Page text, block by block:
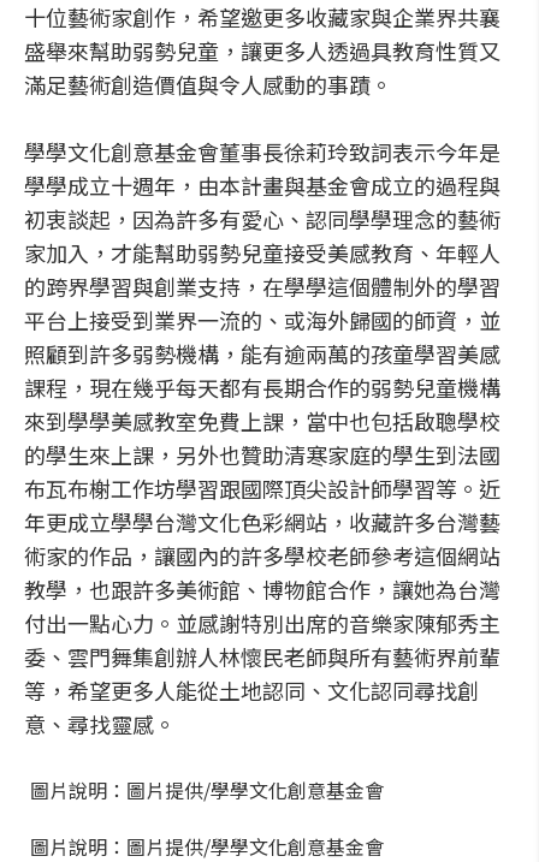
十位藝術家創作，希望邀更多收藏家與企業界共襄
盛舉來幫助弱勢兒童，讓更多人透過具教育性質又
滿足藝術創造價值與令人感動的事蹟。
學學文化創意基金會董事長徐莉玲致詞表示今年是
學學成立十週年，由本計畫與基金會成立的過程與
初衷談起，因為許多有愛心、認同學學理念的藝術
家加入，才能幫助弱勢兒童接受美感教育、年輕人
的跨界學習與創業支持，在學學這個體制外的學習
平台上接受到業界一流的、或海外歸國的師資，並
照顧到許多弱勢機構，能有逾兩萬的孩童學習美感
課程，現在幾乎每天都有長期合作的弱勢兒童機構
來到學學美感教室免費上課，當中也包括啟聰學校
的學生來上課，另外也贊助清寒家庭的學生到法國
布瓦布榭工作坊學習跟國際頂尖設計師學習等。近
年更成立學學台灣文化色彩網站，收藏許多台灣藝
術家的作品，讓國內的許多學校老師參考這個網站
教學，也跟許多美術館、博物館合作，讓她為台灣
付出一點心力。並感謝特別出席的音樂家陳郁秀主
委、雲門舞集創辦人林懷民老師與所有藝術界前輩
等，希望更多人能從土地認同、文化認同尋找創
意、尋找靈感。
圖片說明：圖片提供/學學文化創意基金會
圖片說明：圖片提供/學學文化創意基金會